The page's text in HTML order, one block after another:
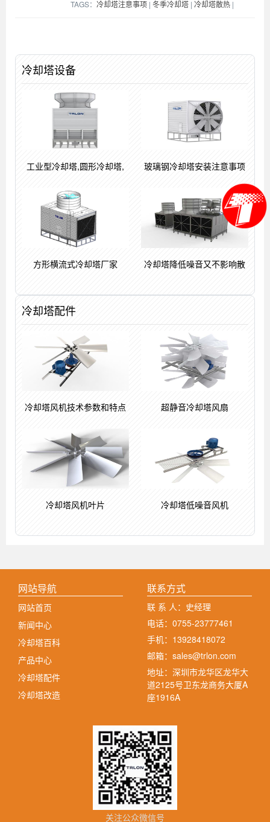
TAGS： 冷却塔注意事项 | 冬季冷却塔 | 冷却塔散热 |
冷却塔设备
工业型冷却塔,圆形冷却塔, 玻璃钢冷却塔安装注意事项
方形横流式冷却塔厂家 冷却塔降低噪音又不影响散
冷却塔配件
冷却塔风机技术参数和特点 超静音冷却塔风扇
冷却塔风机叶片 冷却塔低噪音风机
网站导航
网站首页
新闻中心
冷却塔百科
产品中心
冷却塔配件
冷却塔改造
联系方式
联 系 人：史经理
电话：0755-23777461
手机：13928418072
邮箱：sales@trlon.com
地址：深圳市龙华区龙华大
道2125号卫东龙商务大厦A
座1916A
关注公众微信号